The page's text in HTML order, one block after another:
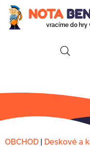
vracíme do hry
OBCHOD | Deskové a